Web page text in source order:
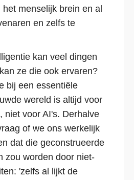
menselijk brein en al
en zelfs te
kan veel dingen
ze die ook ervaren?
bij een essentiële
wereld is altijd voor
niet voor AI's. Derhalve
of we ons werkelijk
dat die geconstrueerde
zou worden door niet-
'zelfs al lijkt de